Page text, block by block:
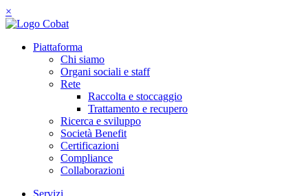
×
Piattaforma
Chi siamo
Organi sociali e staff
Rete
Raccolta e stoccaggio
Trattamento e recupero
Ricerca e sviluppo
Società Benefit
Certificazioni
Compliance
Collaborazioni
Servizi